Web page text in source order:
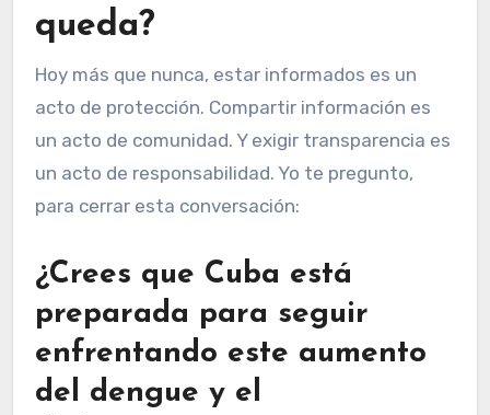
queda?
Hoy más que nunca, estar informados es un
acto de protección. Compartir información es
un acto de comunidad. Y exigir transparencia es
un acto de responsabilidad. Yo te pregunto,
para cerrar esta conversación:
¿Crees que Cuba está
preparada para seguir
enfrentando este aumento
del dengue y el